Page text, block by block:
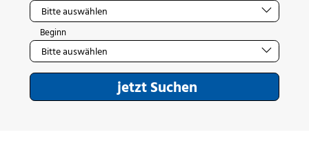
Beginn
jetzt Suchen